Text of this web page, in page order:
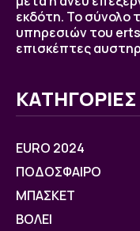
εκδότη. Το σύνολο
υπηρεσιών του
επισκέπτες
ΚΑΤΗΓΟΡΙΕΣ
EURO 2024
ΠΟΔΟΣΦΑΙΡΟ
ΜΠΑΣΚΕΤ
ΒOΛΕΙ